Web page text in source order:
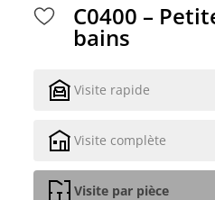
C0400 –
bains
Visite rapide
Visite complète
Visite par pièce